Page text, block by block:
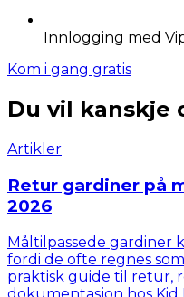
Innlogging med
Kom i gang gratis
Du vil kanskje
Artikler
Retur gardiner på
2026
Måltilpassede
fordi de ofte regnes
praktisk guide til retur,
dokumentasjon hos Kid